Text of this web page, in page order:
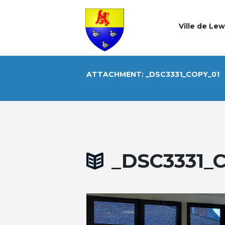
Ville de
ATTACHMENT: _DSC3331_COPY_01